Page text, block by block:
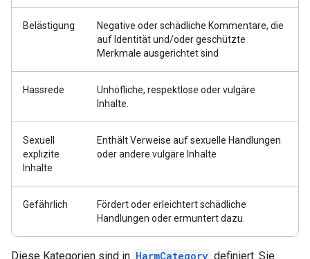
Belästigung
Negative oder schädliche Kommentare, die
auf Identität und/oder geschützte
Merkmale ausgerichtet sind
Hassrede
Unhöfliche, respektlose oder vulgäre
Inhalte.
Sexuell
explizite
Inhalte
Enthält Verweise auf sexuelle Handlungen
oder andere vulgäre Inhalte
Gefährlich
Fördert oder erleichtert schädliche
Handlungen oder ermuntert dazu.
Diese Kategorien sind in HarmCategory definiert. Sie